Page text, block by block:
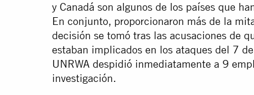
y Canadá son algunos de los países que
En conjunto, proporcionaron más de la
decisión se tomó tras las acusaciones de
estaban implicados en los ataques del 7
UNRWA despidió inmediatamente a 9
investigación.